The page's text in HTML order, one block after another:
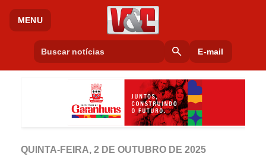
MENU
search E-mail
QUINTA-FEIRA, 2 DE OUTUBRO DE 2025